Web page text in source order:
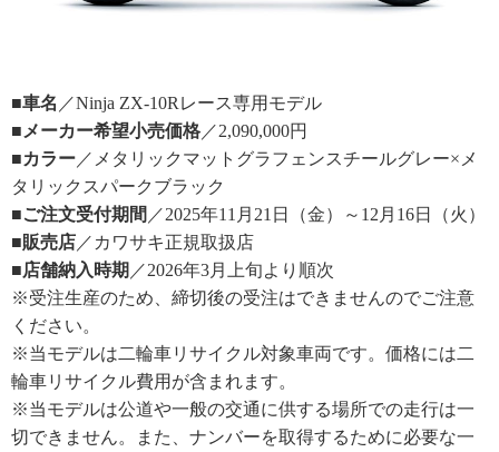
■車名 ／Ninja ZX-10Rレース専用モデル
■メーカー希望小売価格／2,090,000円
■カラー／メタリックマットグラフェンスチールグレー×メ
タリックスパークブラック
■ご注文受付期間 ／2025年11月21日（金）～12月16日（火）
■販売店 ／カワサキ正規取扱店
■店舗納入時期 ／2026年3月上旬より順次
※受注生産のため、締切後の受注はできませんのでご注意
ください。
※当モデルは二輪車リサイクル対象車両です。価格には二
輪車リサイクル費用が含まれます。
※当モデルは公道や一般の交通に供する場所での走行は一
切できません。また、ナンバーを取得するために必要な一